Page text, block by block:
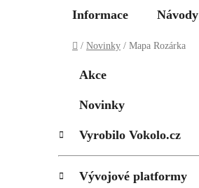
Informace Návody
Domů
/ Novinky / Mapa Rozárka
r
a
n
kategorie
g
r
i
Akce
Novinky
Vyrobilo Vokolo.cz
Vývojové platformy